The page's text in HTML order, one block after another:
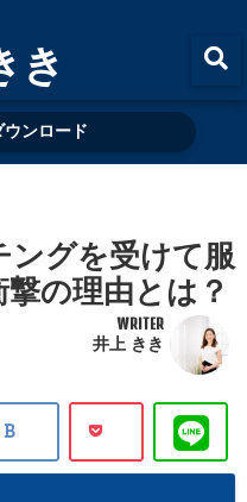
き
ンロード
ングを受けて服
の理由とは？
WRITER
井上 きき